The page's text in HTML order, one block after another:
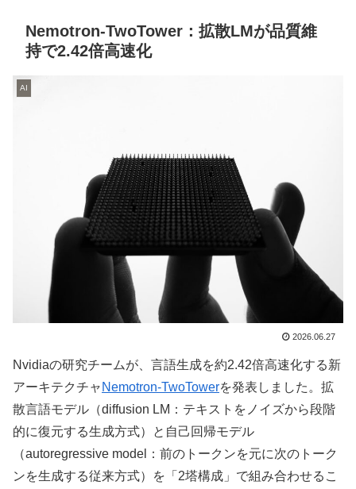
Nemotron-TwoTower：拡散LMが品質維
持で2.42倍高速化
AI
2026.06.27
Nvidiaの研究チームが、言語生成を約2.42倍高速化する新
アーキテクチャ Nemotron-TwoTowerを発表しました。拡
散言語モデル（diffusion LM：テキストをノイズから段階
的に復元する生成方式）と自己回帰モデル
（autoregressive model：前のトークンを元に次のトーク
ンを生成する従来方式）を「2塔構成」で組み合わせるこ